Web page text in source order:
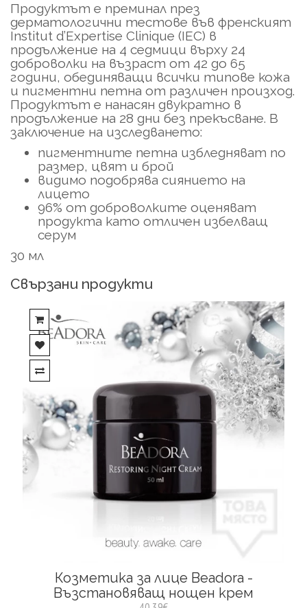
Продуктът е преминал през
дерматологични тестове във френският
Institut d’Expertise Clinique (IEC) в
продължение на 4 седмици върху 24
доброволки на възраст от 42 до 65
години, обединяващи всички типове кожа
и пигментни петна от различен произход.
Продуктът е нанасян двукратно в
продължение на 28 дни без прекъсване. В
заключение на изследването:
пигментните петна избледняват по
размер, цвят и брой
видимо подобрява сиянието на
лицето
96% от доброволките оценяват
продукта като отличен избелващ
серум
30 мл
Свързани продукти
Козметика за лице Beadora -
Възстановяващ нощен крем